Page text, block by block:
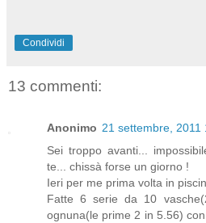
Condividi
13 commenti:
Anonimo 21 settembre, 2011
Sei troppo avanti...
te... chissà forse un giorno !
Ieri per me prima volta in
Fatte 6 serie da 10
ognuna(le prime 2 in 5.56)